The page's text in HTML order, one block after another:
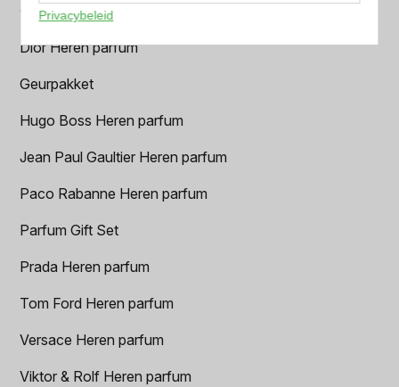
Creed heren parfum
Dior Heren parfum
Geurpakket
Hugo Boss Heren parfum
Jean Paul Gaultier Heren parfum
Paco Rabanne Heren parfum
Parfum Gift Set
Prada Heren parfum
Tom Ford Heren parfum
Versace Heren parfum
Viktor & Rolf Heren parfum
Privacybeleid